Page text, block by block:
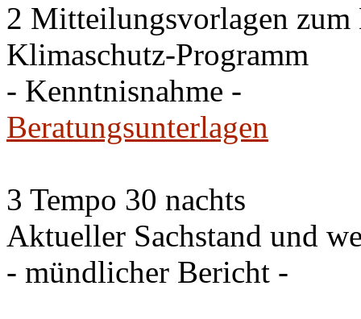
2 Mitteilungsvorlagen zum
Klimaschutz-Programm
- Kenntnisnahme -
Beratungsunterlagen
3 Tempo 30 nachts
Aktueller Sachstand und
- mündlicher Bericht -